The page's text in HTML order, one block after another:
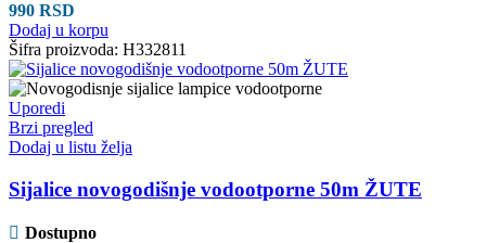
990 RSD
Dodaj u korpu
Šifra proizvoda: H332811
Uporedi
Brzi pregled
Dodaj u listu želja
Sijalice novogodišnje vodootporne 50m ŽUTE
Dostupno